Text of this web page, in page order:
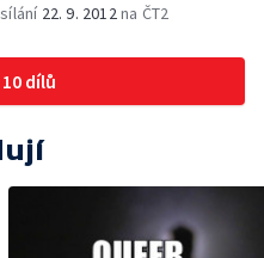
22. 9. 2012 na ČT2
dílů